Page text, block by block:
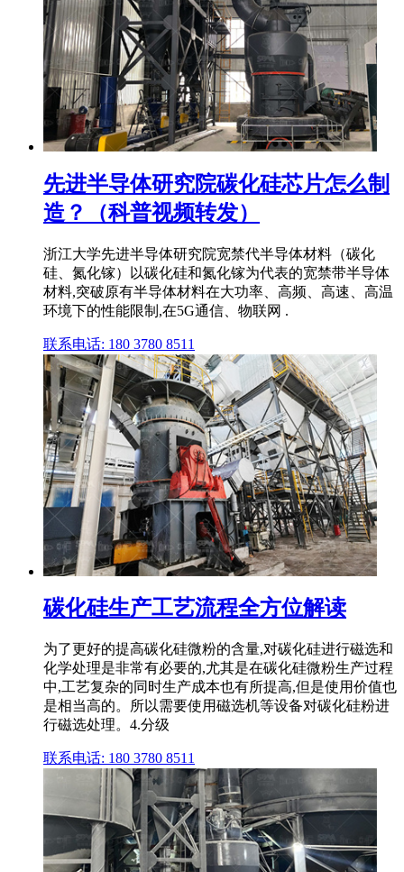
先进半导体研究院碳化硅芯片怎么制
造？（科普视频转发）
浙江大学先进半导体研究院宽禁代半导体材料（碳化
硅、氮化镓）以碳化硅和氮化镓为代表的宽禁带半导体
材料,突破原有半导体材料在大功率、高频、高速、高温
环境下的性能限制,在5G通信、物联网 .
联系电话: 180 3780 8511
碳化硅生产工艺流程全方位解读
为了更好的提高碳化硅微粉的含量,对碳化硅进行磁选和
化学处理是非常有必要的,尤其是在碳化硅微粉生产过程
中,工艺复杂的同时生产成本也有所提高,但是使用价值也
是相当高的。所以需要使用磁选机等设备对碳化硅粉进
行磁选处理。4.分级
联系电话: 180 3780 8511